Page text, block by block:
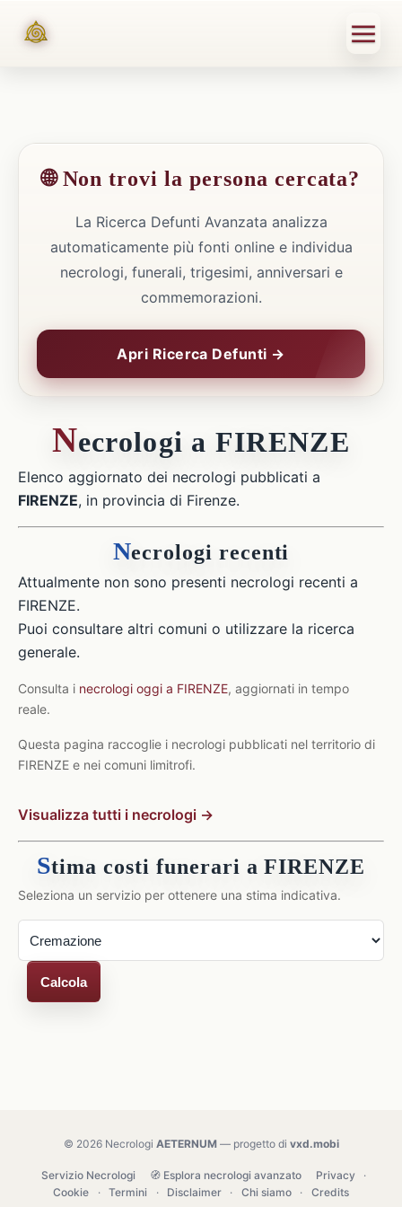
🌐 Non trovi la persona cercata?
La Ricerca Defunti Avanzata analizza
automaticamente più fonti online e individua
necrologi, funerali, trigesimi, anniversari e
commemorazioni.
Apri Ricerca Defunti →
Necrologi a FIRENZE
Elenco aggiornato dei necrologi pubblicati a
FIRENZE, in provincia di Firenze.
Necrologi recenti
Attualmente non sono presenti necrologi recenti a
FIRENZE.
Puoi consultare altri comuni o utilizzare la ricerca
generale.
Consulta i necrologi oggi a FIRENZE, aggiornati in tempo
reale.
Questa pagina raccoglie i necrologi pubblicati nel territorio di
FIRENZE e nei comuni limitrofi.
Visualizza tutti i necrologi →
Stima costi funerari a FIRENZE
Seleziona un servizio per ottenere una stima indicativa.
Calcola
© 2026 Necrologi AETERNUM— progetto di vxd.mobi
Servizio Necrologi 🧭 Esplora necrologi avanzato Privacy
·
Cookie
· Termini · Disclaimer · Chi siamo · Credits